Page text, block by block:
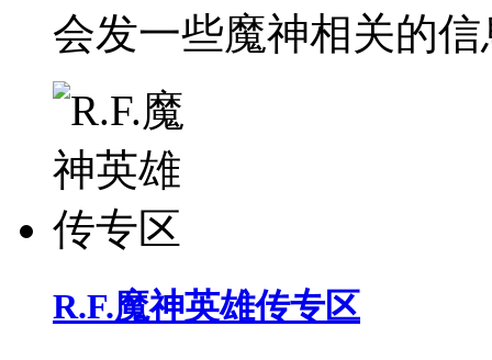
会发一些魔神相关的信
R.F.魔神英雄传专区